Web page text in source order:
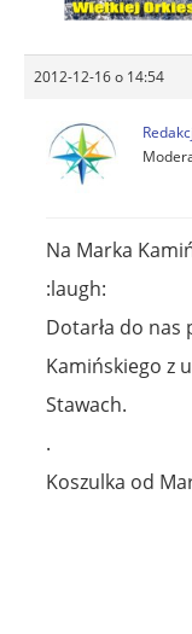
2012-12-16 o 14:54
Na Marka
:laugh:
Dotarła do nas
Kamińskiego z
Stawach.
.
Koszulka od